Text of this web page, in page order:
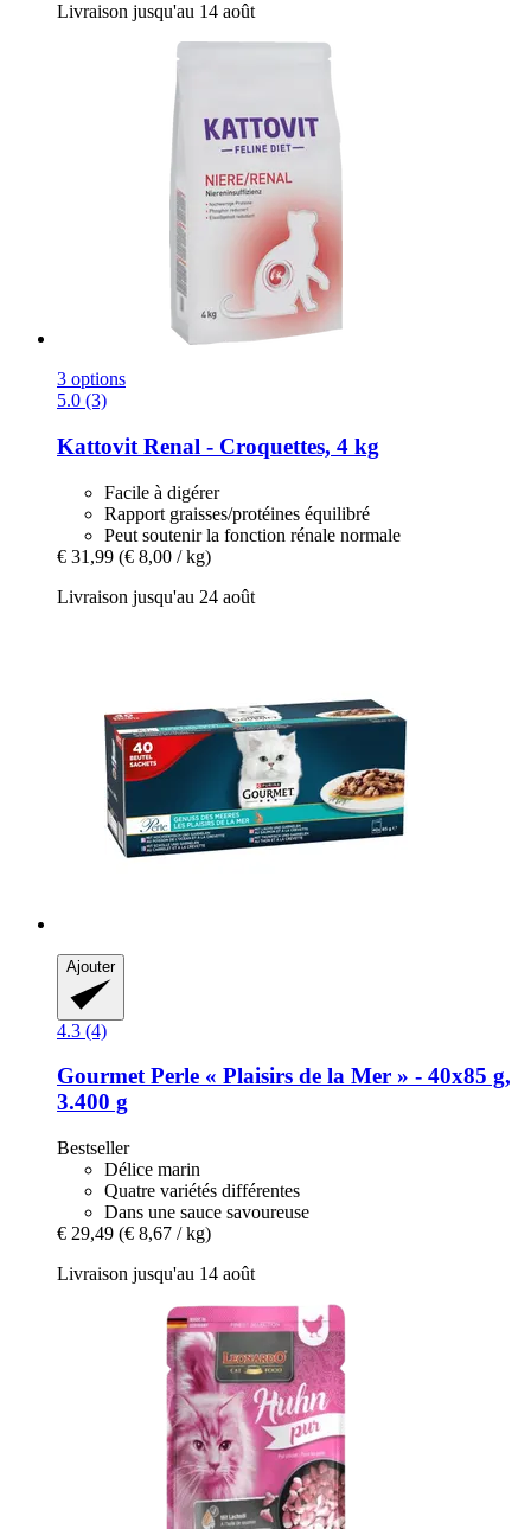
Livraison jusqu'au 14 août
3 options
5.0 (3)
Kattovit Renal -​ Croquettes, 4 kg
Facile à digérer
Rapport graisses/protéines équilibré
Peut soutenir la fonction rénale normale
€ 31,99 (€ 8,00 / kg)
Livraison jusqu'au 24 août
Ajouter
4.3 (4)
GourmetPerle « Plaisirs de la Mer » -​ 40x85 g,
3.400 g
Bestseller
Délice marin
Quatre variétés différentes
Dans une sauce savoureuse
€ 29,49 (€ 8,67 / kg)
Livraison jusqu'au 14 août